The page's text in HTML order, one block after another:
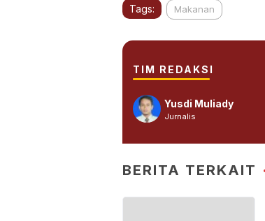
Tags: Makanan
TIM REDAKSI
Yusdi Muliady
Jurnalis
BERITA TERKAIT